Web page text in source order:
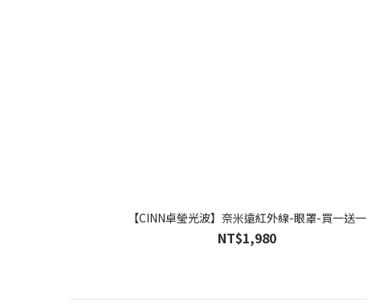
【CINN卓瑩光波】奈米遠紅外線-眼罩-買一送一
NT$1,980